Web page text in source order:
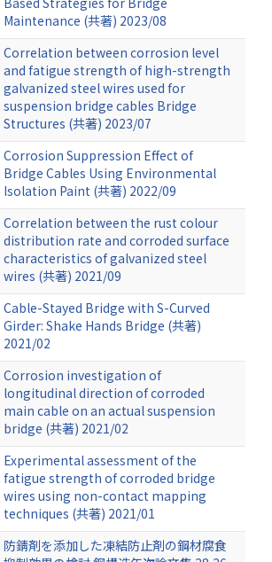
Maintenance (共著) 2023/08
Correlation between corrosion level
and fatigue strength of high-strength
galvanized steel wires used for
suspension bridge cables Bridge
Structures (共著) 2023/07
Corrosion Suppression Effect of
Bridge Cables Using Environmental
Isolation Paint (共著) 2022/09
Correlation between the rust colour
distribution rate and corroded surface
characteristics of galvanized steel
wires (共著) 2021/09
Cable-Stayed Bridge with S-Curved
Girder: Shake Hands Bridge (共著)
2021/02
Corrosion investigation of
longitudinal direction of corroded
main cable on an actual suspension
bridge (共著) 2021/02
Experimental assessment of the
fatigue strength of corroded bridge
wires using non-contact mapping
techniques (共著) 2021/01
防錆剤を添加した凍結防止剤の鋼材腐食